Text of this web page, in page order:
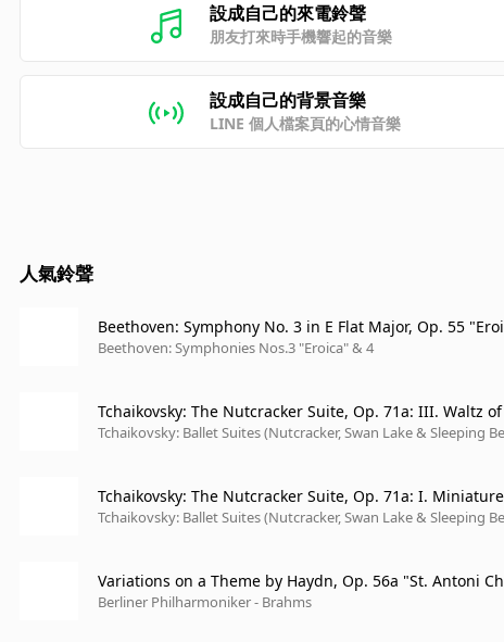
設成自己的來電鈴聲
朋友打來時手機響起的音樂
設成自己的背景音樂
LINE 個人檔案頁的心情音樂
人氣鈴聲
Beethoven: Symphony No. 3 in E Flat Major, Op. 55
to (Recorded 1962)
Beethoven: Symphonies Nos.3 "Eroica" & 4
Tchaikovsky: The Nutcracker Suite, Op. 71a: III. Waltz
Tchaikovsky: Ballet Suites (Nutcracker, Swan Lake & Sleeping
Tchaikovsky: The Nutcracker Suite, Op. 71a: I.
Tchaikovsky: Ballet Suites (Nutcracker, Swan Lake & Sleeping
Variations on a Theme by Haydn, Op. 56a "St. Antoni
Berliner Philharmoniker - Brahms